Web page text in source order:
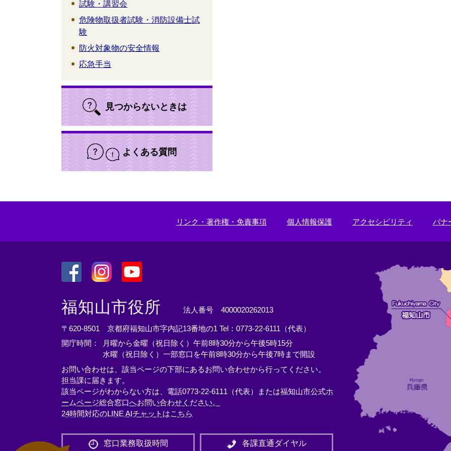
試験・講習会
危険物取扱者試験・消防設備士試
験
防火対象物の安全情報
応急手当
見つからないときは
よくある質問
リンク・著作権・免責事項 個人情報保護 アクセシビリティ バナ
外
部
リ
ン
ク
外
部
リ
ン
ク
外
部
リ
ン
ク
＞
福知山市役所 法人番号 4000020262013
〒620-8501 京都府福知山市字内記13番地の1 Tel：0773-22-6111（代表）
開庁時間： 月曜から金曜（祝日除く）午前8時30分から午後5時15分
水曜（祝日除く）一部窓口を午前8時30分から午後7時まで開設
お問い合わせは、該当ページの下部にあるお問い合わせから行ってください。
担当課に届きます。
該当ページがわからない方は、電話0773-22-6111（代表）または福知山市公式ホ
ームページ総合窓口へお問い合わせください。
24時間対応のLINE AIチャットはこちら
外
部
窓口業務取扱時間 各課直通ダイヤル